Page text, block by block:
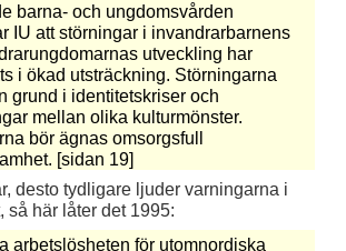
barna- och ungdomsvården
IU att störningar i invandrarbarnens
utveckling har
i ökad utsträckning. Störningarna
grund i identitetskriser och
mellan olika kulturmönster.
bör ägnas omsorgsfull
[sidan 19]
desto tydligare ljuder varningarna i
så här låter det 1995:
arbetslösheten för utomnordiska